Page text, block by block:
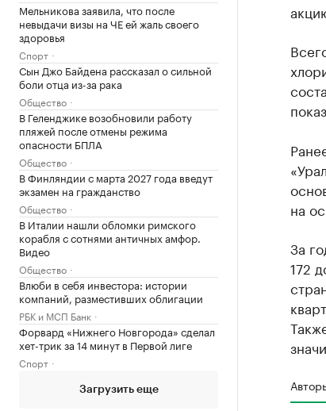
Мельникова заявила, что после
невыдачи визы на ЧЕ ей жаль своего
здоровья
Спорт
Сын Джо Байдена рассказал о сильной
боли отца из-за рака
Общество
В Геленджике возобновили работу
пляжей после отмены режима
опасности БПЛА
Общество
В Финляндии с марта 2027 года введут
экзамен на гражданство
Общество
В Италии нашли обломки римского
корабля с сотнями античных амфор.
Видео
Общество
Влюби в себя инвестора: истории
компаний, разместивших облигации
РБК и МСП Банк
Форвард «Нижнего Новгорода» сделал
хет-трик за 14 минут в Первой лиге
Спорт
Загрузить еще
на
За
172